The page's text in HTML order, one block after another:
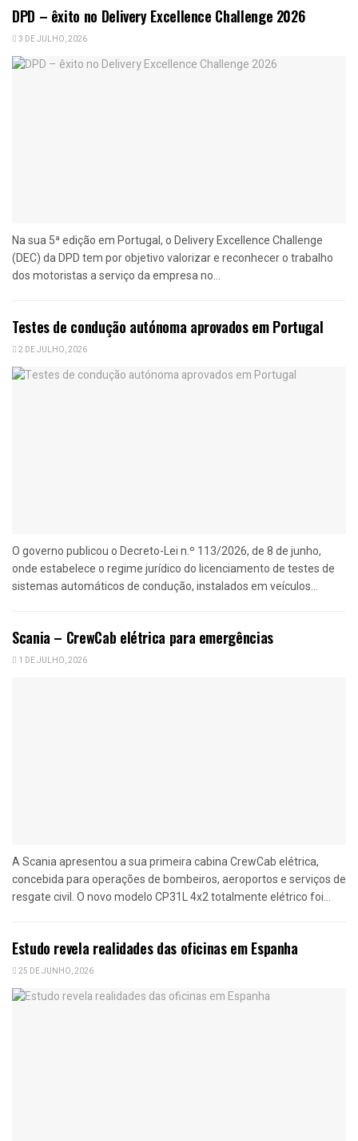
DPD – êxito no Delivery Excellence Challenge 2026
3 DE JULHO, 2026
Na sua 5ª edição em Portugal, o Delivery Excellence Challenge
(DEC) da DPD tem por objetivo valorizar e reconhecer o trabalho
dos motoristas a serviço da empresa no...
Testes de condução autónoma aprovados em Portugal
2 DE JULHO, 2026
O governo publicou o Decreto-Lei n.º 113/2026, de 8 de junho,
onde estabelece o regime jurídico do licenciamento de testes de
sistemas automáticos de condução, instalados em veículos...
Scania – CrewCab elétrica para emergências
1 DE JULHO, 2026
A Scania apresentou a sua primeira cabina CrewCab elétrica,
concebida para operações de bombeiros, aeroportos e serviços de
resgate civil. O novo modelo CP31L 4x2 totalmente elétrico foi...
Estudo revela realidades das oficinas em Espanha
25 DE JUNHO, 2026